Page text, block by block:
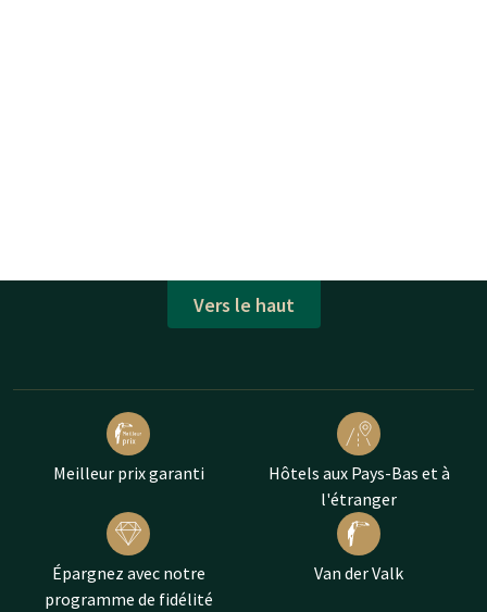
Vers le haut
Meilleur prix garanti
Hôtels aux Pays-Bas et à
l'étranger
Épargnez avec notre
programme de fidélité
Van der Valk